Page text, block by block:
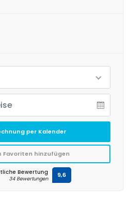
per Kalender
Favoriten hinzufügen
Bewertung
34 Bewertungen 9,6